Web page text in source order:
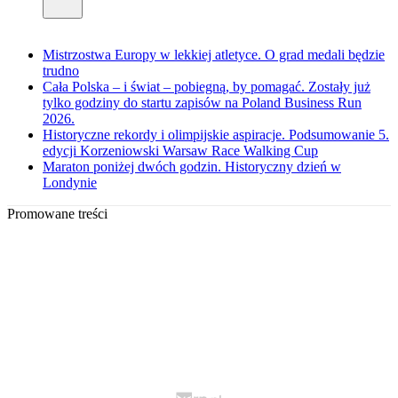
Mistrzostwa Europy w lekkiej atletyce. O grad medali będzie
trudno
Cała Polska – i świat – pobiegną, by pomagać. Zostały już
tylko godziny do startu zapisów na Poland Business Run
2026.
Historyczne rekordy i olimpijskie aspiracje. Podsumowanie 5.
edycji Korzeniowski Warsaw Race Walking Cup
Maraton poniżej dwóch godzin. Historyczny dzień w
Londynie
Promowane treści